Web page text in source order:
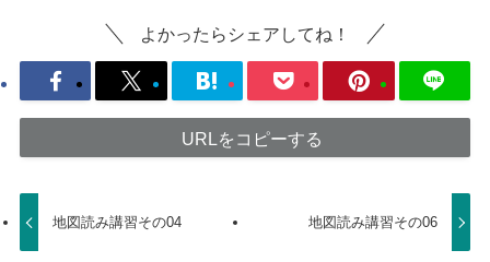
よかったらシェアしてね！
URLをコピーする
地図読み講習その04 地図読み講習その06